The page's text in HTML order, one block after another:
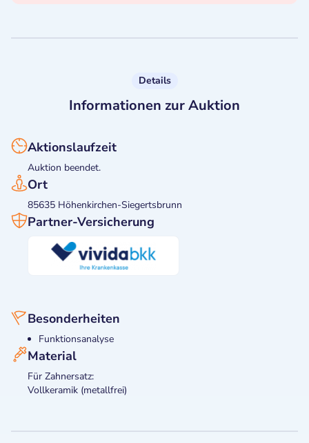
Details
Informationen zur Auktion
Aktionslaufzeit
Auktion beendet.
Ort
85635 Höhenkirchen-Siegertsbrunn
Partner-Versicherung
Besonderheiten
Funktionsanalyse
Material
Für Zahnersatz:
Vollkeramik (metallfrei)